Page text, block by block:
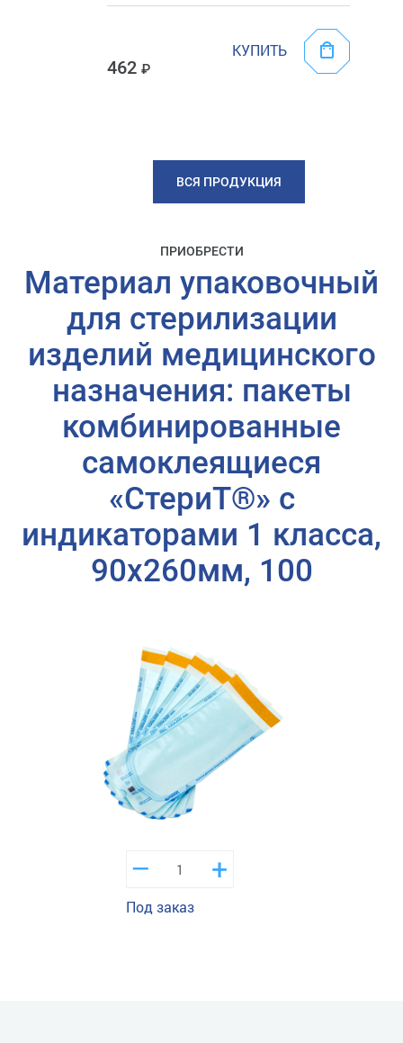
462
КУПИТЬ
ВСЯ ПРОДУКЦИЯ
ПРИОБРЕСТИ
Материал упаковочный
для стерилизации
изделий медицинского
назначения: пакеты
комбинированные
самоклеящиеся
«СтериТ®» с
индикаторами 1 класса,
90х260мм, 100
+
–
Под заказ